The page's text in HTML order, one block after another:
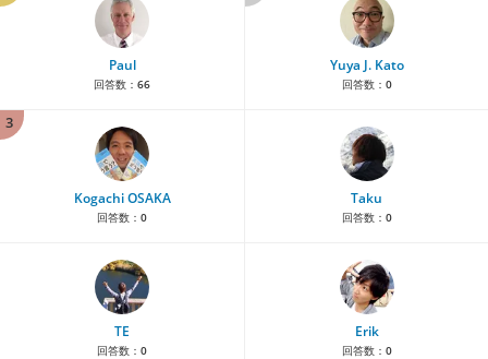
Paul
回答数： 66
Yuya J. Kato
回答数： 0
3
Kogachi OSAKA
回答数： 0
Taku
回答数： 0
TE
回答数： 0
Erik
回答数： 0